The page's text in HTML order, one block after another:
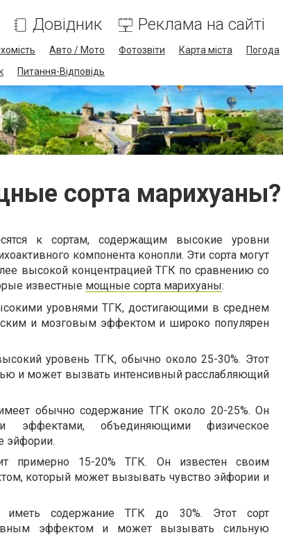
Довідник Реклама на сайті
Авто / Мото Фотозвіти Карта міста
Погода
Питання-Відповідь
сорта марихуаны?
к сортам, содержащим высокие уровни
компонента конопли. Эти сорта могут
высокой концентрацией ТГК по сравнению со
известные мощные сорта марихуаны:
уровнями ТГК, достигающими в среднем
и мозговым эффектом и широко популярен
уровень ТГК, обычно около 25-30%. Этот
и может вызвать интенсивный расслабляющий
обычно содержание ТГК около 20-25%. Он
эффектами, объединяющими физическое
эйфории.
примерно 15-20% ТГК. Он известен своим
который может вызывать чувство эйфории и
иметь содержание ТГК до 30%. Этот сорт
эффектом и может вызывать сильную